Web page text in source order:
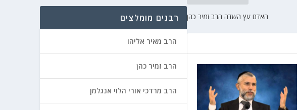
האדם עץ השדה הרב זמיר כהן רבנים מומלצים
הרב מאיר אליהו
הרב זמיר כהן
הרב מרדכי אורי הלוי אנגלמן